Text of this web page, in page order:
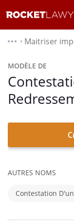
⌃ Maitriser
MODÈLE DE
AUTRES NOMS
Contestation